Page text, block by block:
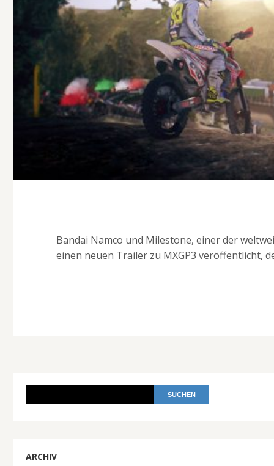
Bandai Namco und Milestone, einer der
einen neuen Trailer zu MXGP3 veröffentlicht,
ARCHIV